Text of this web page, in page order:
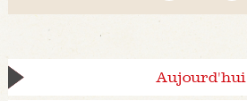
Aujourd'hui